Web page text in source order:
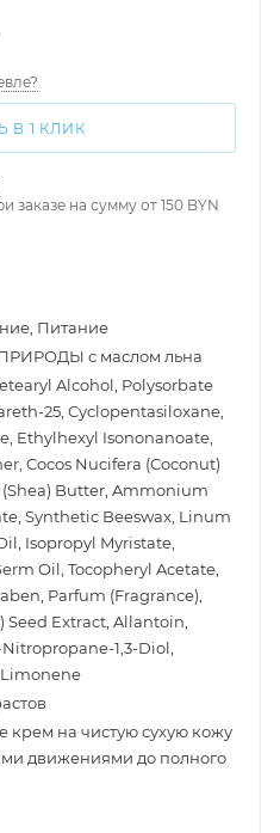
В 1 КЛИК
заказе на сумму от 150 BYN
Питание
с маслом льна
Alcohol, Polysorbate
25, Cyclopentasiloxane,
Ethylhexyl Isononanoate,
Cocos Nucifera (Coconut)
Butter, Ammonium
Synthetic Beeswax, Linum
Isopropyl Myristate,
Oil, Tocopheryl Acetate,
Parfum (Fragrance),
Extract, Allantoin,
1,3-Diol,
крем на чистую сухую кожу
движениями до полного